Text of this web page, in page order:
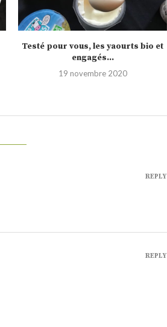
Noël 2020, les nouveautés Picard
10 novembre 2020
REPLY
REPLY